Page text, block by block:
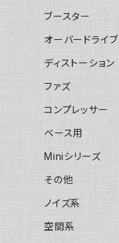
ブースター
オーバードライブ
ディストーション
ファズ
コンプレッサー
ベース用
Miniシリーズ
その他
ノイズ系
空間系